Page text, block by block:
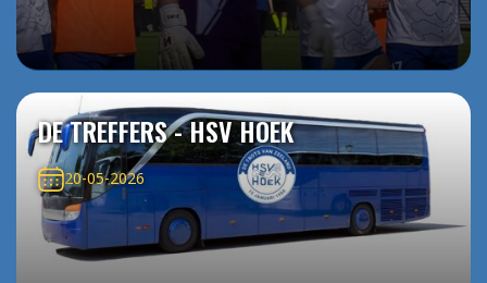
DE TREFFERS - HSV HOEK
20-05-2026